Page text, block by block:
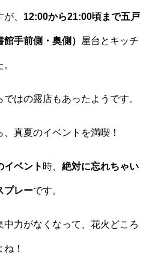
、 12:00から21:00頃まで五戸
館手前側・奥側） 屋台とキッチ
はの露店もあったようです。
真夏のイベントを満喫！
イベント 時、 絶対に忘れちゃい
プレーです。
力がなくなって、花火どころ
！